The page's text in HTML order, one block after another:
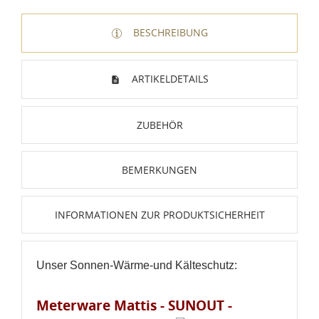
BESCHREIBUNG
ARTIKELDETAILS
ZUBEHÖR
BEMERKUNGEN
INFORMATIONEN ZUR PRODUKTSICHERHEIT
Unser Sonnen-Wärme-und Kälteschutz:
Meterware Mattis - SUNOUT -